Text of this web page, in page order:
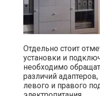
Отдельно стоит
установки и
необходимо
различий
левого и правого